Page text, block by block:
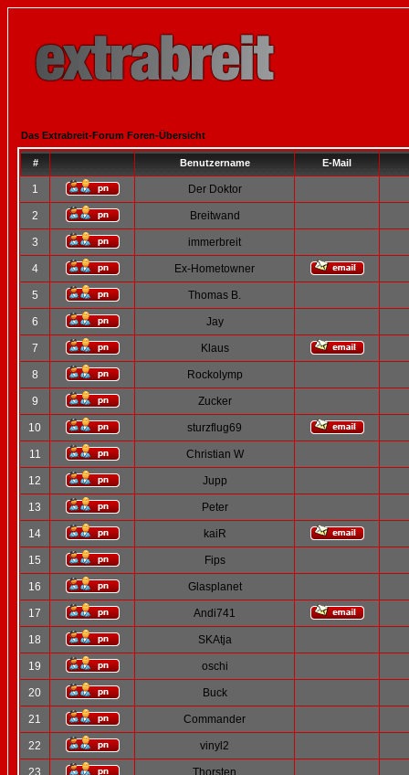
Das Extrabreit-Forum Foren-Übersicht
# Benutzername E-Mail
1 Der Doktor
2 Breitwand
3 immerbreit
4 Ex-Hometowner
5 Thomas B.
6 Jay
7 Klaus
8 Rockolymp
9 Zucker
10 sturzflug69
11 Christian W
12 Jupp
13 Peter
14 kaiR
15 Fips
16 Glasplanet
17 Andi741
18 SKAtja
19 oschi
20 Buck
21 Commander
22 vinyl2
23 Thorsten